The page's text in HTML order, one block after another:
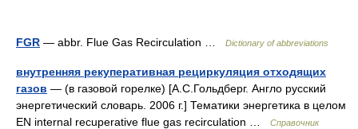
FGR — abbr. Flue Gas Recirculation … Dictionary of abbreviations
внутренняя рекуперативная рециркуляция отходящих
газов — (в газовой горелке) [А.С.Гольдберг. Англо русский
энергетический словарь. 2006 г.] Тематики энергетика в целом
EN internal recuperative flue gas recirculation …
Справочник